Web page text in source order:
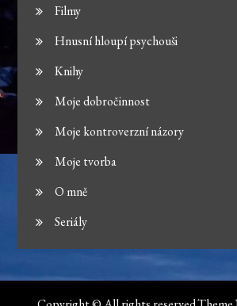
Filmy
Hnusní hloupí psychouši
Knihy
Moje dobročinnost
Moje kontroverzní názory
Moje tvorba
O mně
Seriály